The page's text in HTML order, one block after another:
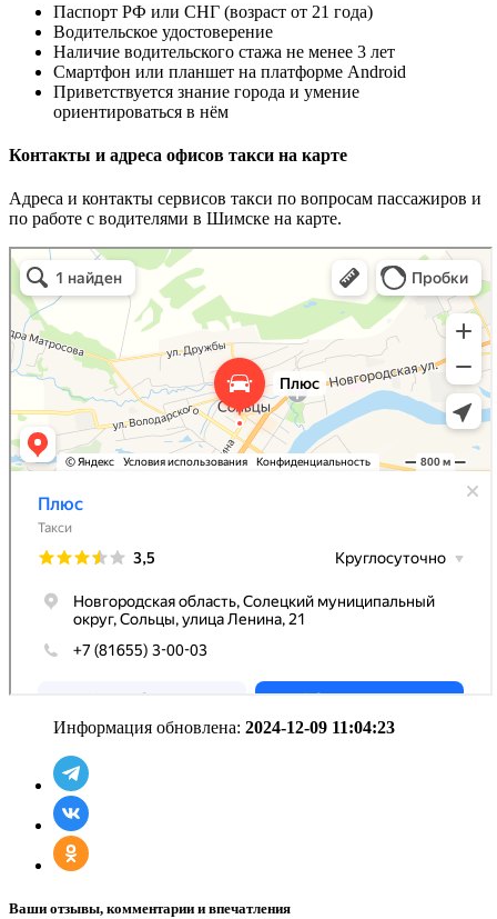
Паспорт РФ или СНГ (возраст от 21 года)
Водительское удостоверение
Наличие водительского стажа не менее 3 лет
Смартфон или планшет на платформе Android
Приветствуется знание города и умение
ориентироваться в нём
Контакты и адреса офисов такси на карте
Адреса и контакты сервисов такси по вопросам пассажиров и
по работе с водителями в Шимске на карте.
Информация обновлена: 2024-12-09 11:04:23
Ваши отзывы, комментарии и впечатления